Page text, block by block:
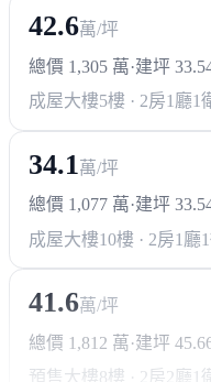
42.6萬/坪
總價 1,305 萬·建坪
成屋大樓5樓 · 2房1廳1
34.1萬/坪
總價 1,077 萬·建坪
成屋大樓10樓 · 2房1廳
41.6萬/坪
總價 1,812 萬 ·建坪
預售大樓8樓 · 2房2廳1